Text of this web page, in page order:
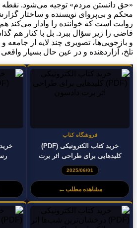
«حق دانستن مردم» توجیه می‌شود.
محکم و بی‌پروای نویسنده و ساختار
روایت است که خواننده را وادار می‌کند
قاضی را زیر سؤال ببرد. بل با کنار هم
و بازجویی‌ها، تصویری چند لایه از
تلخ، آزاردهنده و در عین حال بسیار
فروشگاه کتاب
خرید کتاب الکترونیکی (PDF)
کلیدهایی برای طراحی اثر برت
دادسون
2025/06/01
مشاهده مطلب ←